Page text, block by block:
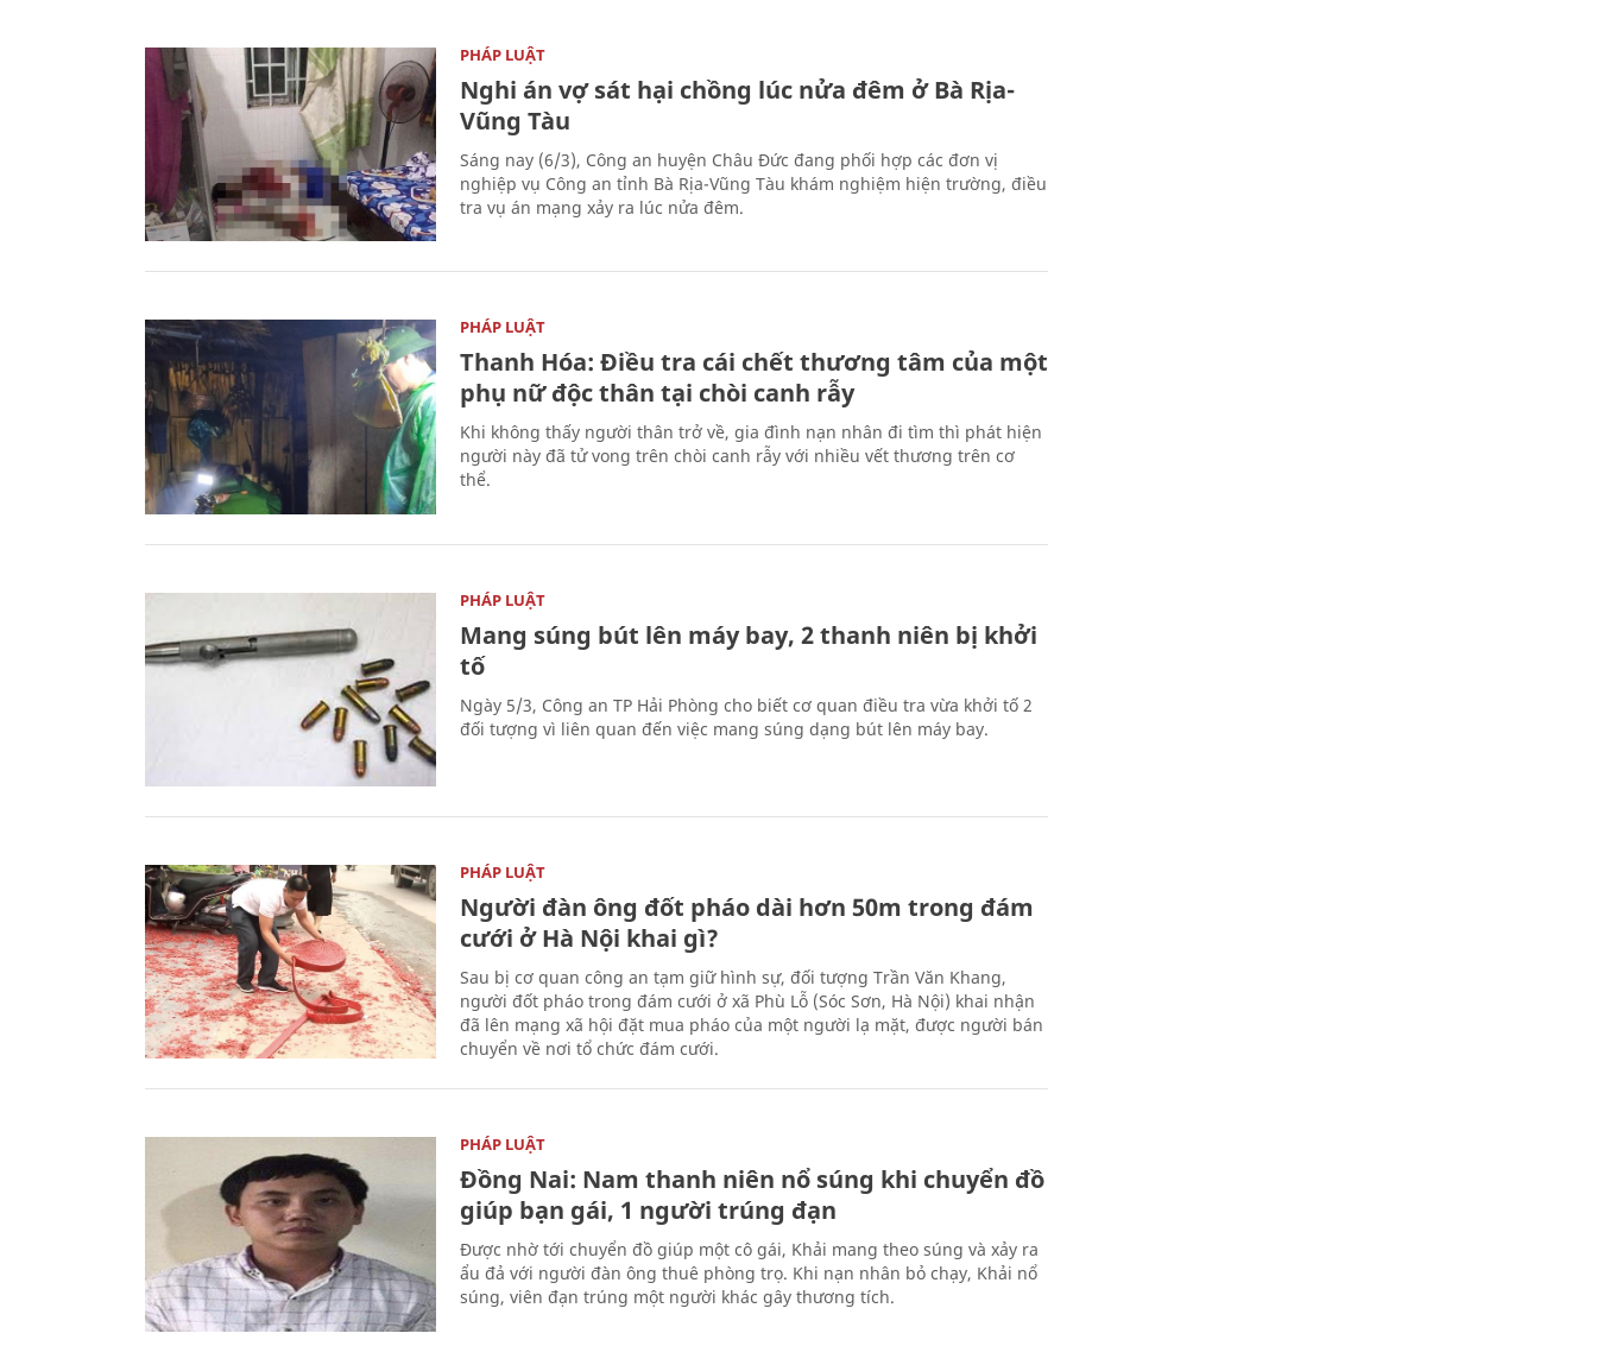
PHÁP LUẬT
Nghi án vợ sát hại chồng lúc nửa đêm ở Bà Rịa-
Vũng Tàu
Sáng nay (6/3), Công an huyện Châu Đức đang phối hợp các đơn vị
nghiệp vụ Công an tỉnh Bà Rịa-Vũng Tàu khám nghiệm hiện trường, điều
tra vụ án mạng xảy ra lúc nửa đêm.
PHÁP LUẬT
Thanh Hóa: Điều tra cái chết thương tâm của một
phụ nữ độc thân tại chòi canh rẫy
Khi không thấy người thân trở về, gia đình nạn nhân đi tìm thì phát hiện
người này đã tử vong trên chòi canh rẫy với nhiều vết thương trên cơ
thể.
PHÁP LUẬT
Mang súng bút lên máy bay, 2 thanh niên bị khởi
tố
Ngày 5/3, Công an TP Hải Phòng cho biết cơ quan điều tra vừa khởi tố 2
đối tượng vì liên quan đến việc mang súng dạng bút lên máy bay.
PHÁP LUẬT
Người đàn ông đốt pháo dài hơn 50m trong đám
cưới ở Hà Nội khai gì?
Sau bị cơ quan công an tạm giữ hình sự, đối tượng Trần Văn Khang,
người đốt pháo trong đám cưới ở xã Phù Lỗ (Sóc Sơn, Hà Nội) khai nhận
đã lên mạng xã hội đặt mua pháo của một người lạ mặt, được người bán
chuyển về nơi tổ chức đám cưới.
PHÁP LUẬT
Đồng Nai: Nam thanh niên nổ súng khi chuyển đồ
giúp bạn gái, 1 người trúng đạn
Được nhờ tới chuyển đồ giúp một cô gái, Khải mang theo súng và xảy ra
ẩu đả với người đàn ông thuê phòng trọ. Khi nạn nhân bỏ chạy, Khải nổ
súng, viên đạn trúng một người khác gây thương tích.